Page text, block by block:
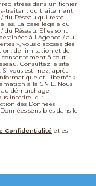
dans un fichier
traitant du traitement
du Réseau qui reste
La base légale du
Réseau. Elles sont
à l'Agence / au
», vous disposez des
de limitation et de
consentement à tout
Consultez le site
Si vous estimez, après
et Libertés »
à la CNIL. Nous
au démarchage
inscrire ici :
des Données
sensibles dans le
Confidentialité et es